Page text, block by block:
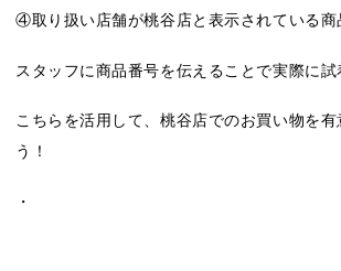
④取り扱い店舗が桃谷店と表示されている商
スタッフに商品番号を伝えることで実際に試
こちらを活用して、桃谷店でのお買い物を有
う！
・